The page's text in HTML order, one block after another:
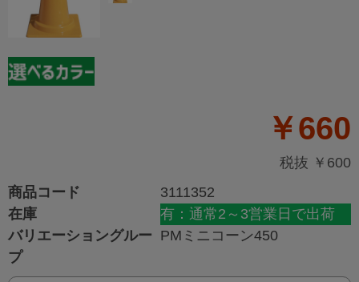
￥660
税抜 ￥600
商品コード
3111352
在庫
有：通常2～3営業日で出荷
バリエーショングルー
プ
PMミニコーン450